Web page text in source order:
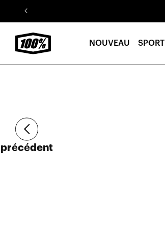
Aller au
contenu
NOUVEAU SPORT
Article
précédent